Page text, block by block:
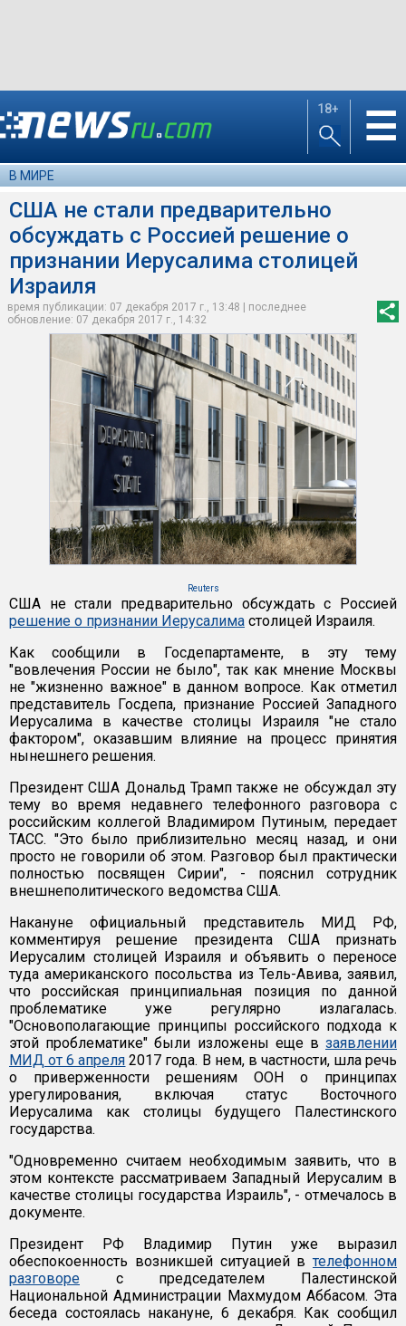
18+ ☰
В МИРЕ
США не стали предварительно
обсуждать с Россией решение о
признании Иерусалима столицей
Израиля
время публикации: 07 декабря 2017 г., 13:48 | последнее
обновление: 07 декабря 2017 г., 14:32
Reuters
США не стали предварительно обсуждать с Россией
решение о признании Иерусалима столицей Израиля.
Как сообщили в Госдепартаменте, в эту тему
"вовлечения России не было", так как мнение Москвы
не "жизненно важное" в данном вопросе. Как отметил
представитель Госдепа, признание Россией Западного
Иерусалима в качестве столицы Израиля "не стало
фактором", оказавшим влияние на процесс принятия
нынешнего решения.
Президент США Дональд Трамп также не обсуждал эту
тему во время недавнего телефонного разговора с
российским коллегой Владимиром Путиным, передает
ТАСС. "Это было приблизительно месяц назад, и они
просто не говорили об этом. Разговор был практически
полностью посвящен Сирии", - пояснил сотрудник
внешнеполитического ведомства США.
Накануне официальный представитель МИД РФ,
комментируя решение президента США признать
Иерусалим столицей Израиля и объявить о переносе
туда американского посольства из Тель-Авива, заявил,
что российская принципиальная позиция по данной
проблематике уже регулярно излагалась.
"Основополагающие принципы российского подхода к
этой проблематике" были изложены еще в заявлении
МИД от 6 апреля 2017 года. В нем, в частности, шла речь
о приверженности решениям ООН о принципах
урегулирования, включая статус Восточного
Иерусалима как столицы будущего Палестинского
государства.
"Одновременно считаем необходимым заявить, что в
этом контексте рассматриваем Западный Иерусалим в
качестве столицы государства Израиль", - отмечалось в
документе.
Президент РФ Владимир Путин уже выразил
обеспокоенность возникшей ситуацией в телефонном
разговоре с председателем Палестинской
Национальной Администрации Махмудом Аббасом. Эта
беседа состоялась накануне, 6 декабря. Как сообщил